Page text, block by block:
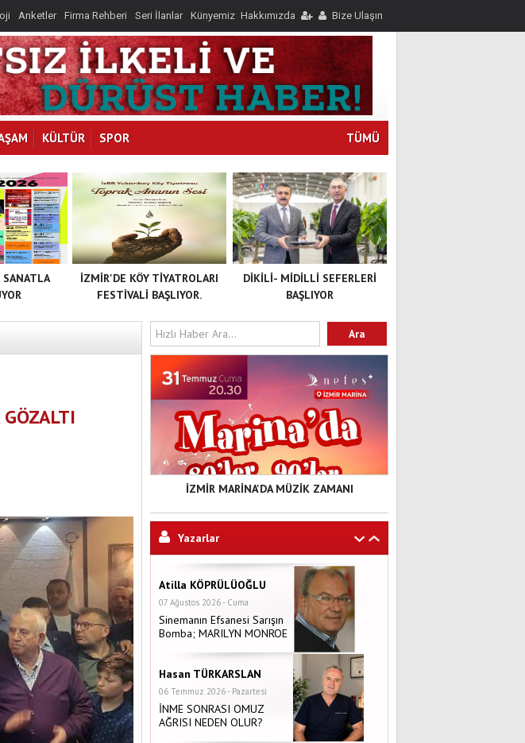
Anketler Firma Rehberi Seri İlanlar Künyemiz Hakkımızda Bize Ulaşın
KÜLTÜR SPOR TÜMÜ
SANATLA
DİKİLİ- MİDİLLİ SEFERLERİ
BAŞLIYOR
İZMİR'DE KÖY TİYATROLARI
FESTİVALİ BAŞLIYOR.
İZMİR MARİNA'DA MÜZİK ZAMANI
Yazarlar
Atilla KÖPRÜLÜOĞLU
07 Ağustos 2026 - Cuma
Sinemanın Efsanesi Sarışın
Bomba; MARILYN MONROE
Hasan TÜRKARSLAN
06 Temmuz 2026 - Pazartesi
İNME SONRASI OMUZ
AĞRISI NEDEN OLUR?